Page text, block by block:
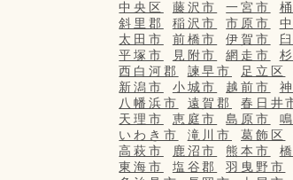
中央区
藤沢市 一宮市
斜里郡
稲沢市 市原市
太田市
前橋市 伊賀市
平塚市
見附市 網走市
西白河郡
諫早市 足立区
新潟市
小城市 越前市
八幡浜市
遠賀郡 春日井
天理市
恵庭市 島原市
いわき市
滝川市 葛飾区
高萩市
鹿沼市 熊本市
東海市
塩谷郡 羽曳野市